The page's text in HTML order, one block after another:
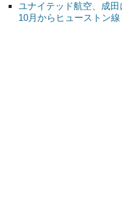
ユナイテッド航空、成田
10月からヒューストン線